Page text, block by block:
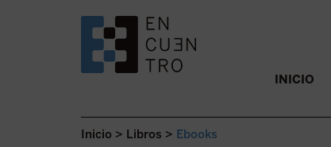
SALTAR AL CONTENIDO. INICIO
Inicio > Libros > Ebooks